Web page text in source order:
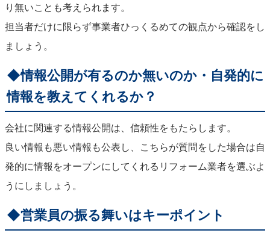
り無いことも考えられます。
担当者だけに限らず事業者ひっくるめての観点から確認をし
ましょう。
◆情報公開が有るのか無いのか・自発的に
情報を教えてくれるか？
会社に関連する情報公開は、信頼性をもたらします。
良い情報も悪い情報も公表し、こちらが質問をした場合は自
発的に情報をオープンにしてくれるリフォーム業者を選ぶよ
うにしましょう。
◆営業員の振る舞いはキーポイント